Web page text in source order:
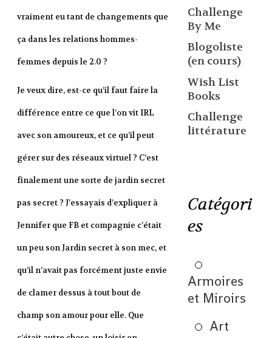
vraiment eu tant de changements que
ça dans les relations hommes-
femmes depuis le 2.0 ?
Je veux dire, est-ce qu’il faut faire la
différence entre ce que l’on vit IRL
avec son amoureux, et ce qu’il peut
gérer sur des réseaux virtuel ? C’est
finalement une sorte de jardin secret
pas secret ? J’essayais d’expliquer à
Jennifer que FB et compagnie c’était
un peu son Jardin secret à son mec, et
qu’il n’avait pas forcément juste envie
de clamer dessus à tout bout de
champ son amour pour elle. Que
Challenge
By Me
Blogoliste
(en cours)
Wish List
Books
Challenge
littérature
Catégori
es
Armoires
et Miroirs
Art